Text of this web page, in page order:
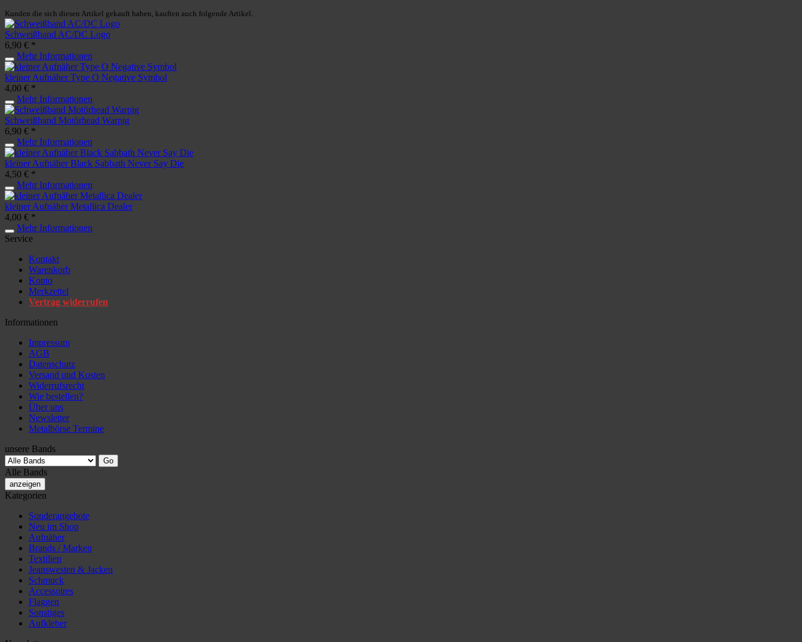
Kunden die sich diesen Artikel gekauft haben, kauften auch folgende Artikel.
Schweißband AC/DC Logo
6,90 € *
Mehr Informationen
kleiner Aufnäher Type O Negative Symbol
4,00 € *
Mehr Informationen
Schweißband Motörhead Warpig
6,90 € *
Mehr Informationen
kleiner Aufnäher Black Sabbath Never Say Die
4,50 € *
Mehr Informationen
kleiner Aufnäher Metallica Dealer
4,00 € *
Mehr Informationen
Service
Kontakt
Warenkorb
Konto
Merkzettel
Vertrag widerrufen
Informationen
Impressum
AGB
Datenschutz
Versand und Kosten
Widerrufsrecht
Wie bestellen?
Über uns
Newsletter
Metalbörse Termine
unsere Bands
Alle Bands
anzeigen
Kategorien
Sonderangebote
Neu im Shop
Aufnäher
Brands / Marken
Textilien
Jeanswesten & Jacken
Schmuck
Accessoires
Flaggen
Sonstiges
Aufkleber